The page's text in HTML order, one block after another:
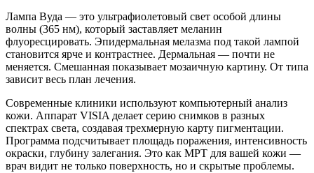
Лампа Вуда — это ультрафиолетовый свет особой длины
волны (365 нм), который заставляет меланин
флуоресцировать. Эпидермальная мелазма под такой лампой
становится ярче и контрастнее. Дермальная — почти не
меняется. Смешанная показывает мозаичную картину. От типа
зависит весь план лечения.
Современные клиники используют компьютерный анализ
кожи. Аппарат VISIA делает серию снимков в разных
спектрах света, создавая трехмерную карту пигментации.
Программа подсчитывает площадь поражения, интенсивность
окраски, глубину залегания. Это как МРТ для вашей кожи —
врач видит не только поверхность, но и скрытые проблемы.